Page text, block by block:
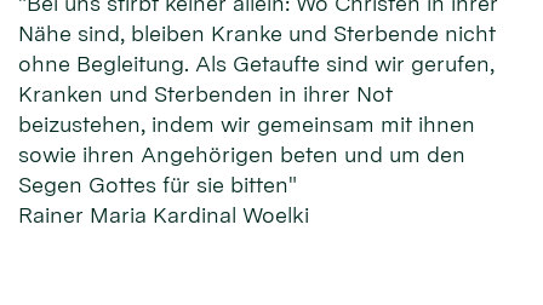
Nähe sind, bleiben Kranke und Sterbende nicht
ohne Begleitung. Als Getaufte sind wir gerufen,
Kranken und Sterbenden in ihrer Not
beizustehen, indem wir gemeinsam mit ihnen
sowie ihren Angehörigen beten und um den
Segen Gottes für sie bitten"
Rainer Maria Kardinal Woelki